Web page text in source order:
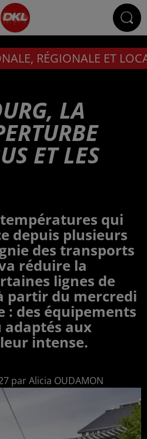
RÉGIONALE ET
LA
ET LES
qui
depuis plusieurs
des transports
réduire la
lignes de
partir du mercredi
: des équipements
aux
intense.
par Alicia OUDAMON